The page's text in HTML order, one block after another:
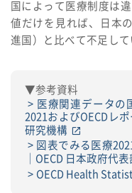
国によって医療制度は
値だけを見れば、日本
進国）と比べて不足して
▼参考資料
医療関連データの
2021およびOECDレ
研究機構
図表でみる医療
｜OECD 日本政府代表
OECD Health